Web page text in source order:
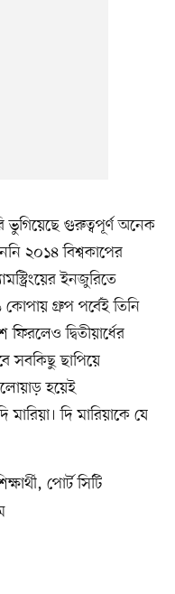
ভুগিয়েছে গুরুত্বপূর্ণ অনেক
২০১৪ বিশ্বকাপের
ইনজুরিতে
গ্রুপ পর্বেই তিনি
দ্বিতীয়ার্ধের
সবকিছু ছাপিয়ে
হয়েই
দি মারিয়াকে যে
পোর্ট সিটি